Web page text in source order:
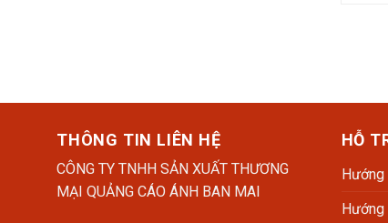
THÔNG TIN LIÊN HỆ
CÔNG TY TNHH SẢN XUẤT THƯƠNG
MẠI QUẢNG CÁO ÁNH BAN MAI
HỖ
Hướng
Hướng